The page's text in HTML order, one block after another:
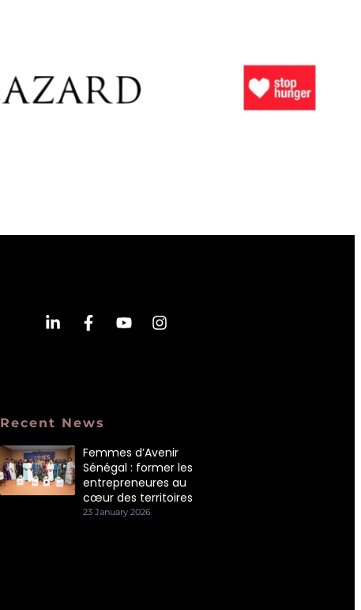
Recent News
Femmes d’Avenir
Sénégal : former les
entrepreneures au
cœur des territoires
23 January 2026